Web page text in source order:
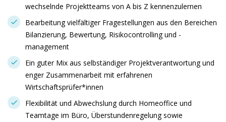
wechselnde Projektteams von A bis Z kennenzulernen
Bearbeitung vielfältiger Fragestellungen aus den Bereichen
Bilanzierung, Bewertung, Risikocontrolling und -
management
Ein guter Mix aus selbständiger Projektverantwortung und
enger Zusammenarbeit mit erfahrenen
Wirtschaftsprüfer*innen
Flexibilität und Abwechslung durch Homeoffice und
Teamtage im Büro, Überstundenregelung sowie